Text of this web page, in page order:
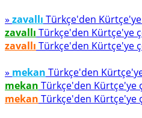
» zavallı Türkçe'den
zavallı Türkçe'den Kürtçe'ye
zavallı Türkçe'den Kürtçe'ye
» mekan Türkçe'den
mekan Türkçe'den Kürtçe'ye
mekan Türkçe'den Kürtçe'ye